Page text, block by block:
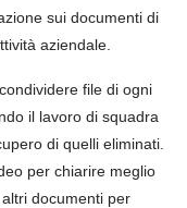
sui documenti di
aziendale.
file di ogni
il lavoro di squadra
di quelli eliminati.
per chiarire meglio
documenti per